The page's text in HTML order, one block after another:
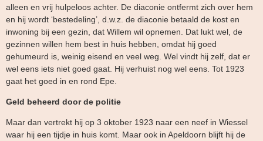
alleen en vrij hulpeloos achter. De diaconie ontfermt zich over hem
en hij wordt ‘bestedeling’, d.w.z. de diaconie betaald de kost en
inwoning bij een gezin, dat Willem wil opnemen. Dat lukt wel, de
gezinnen willen hem best in huis hebben, omdat hij goed
gehumeurd is, weinig eisend en veel weg. Wel vindt hij zelf, dat er
wel eens iets niet goed gaat. Hij verhuist nog wel eens. Tot 1923
gaat het goed in en rond Epe.
Geld beheerd door de politie
Maar dan vertrekt hij op 3 oktober 1923 naar een neef in Wiessel
waar hij een tijdje in huis komt. Maar ook in Apeldoorn blijft hij de